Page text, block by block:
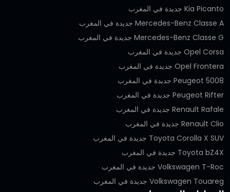
Kia Picanto جديدة في المغرب
Mercedes-Benz Classe A جديدة في المغرب
Mercedes-Benz Classe G جديدة في المغرب
Opel Corsa جديدة في المغرب
Opel Frontera جديدة في المغرب
Peugeot 5008 جديدة في المغرب
Peugeot Rifter جديدة في المغرب
Renault Rafale جديدة في المغرب
Renault Clio جديدة في المغرب
Toyota Corolla X SUV جديدة في المغرب
Toyota bZ4X جديدة في المغرب
Volkswagen T-Roc جديدة في المغرب
Volkswagen Touareg جديدة في المغرب